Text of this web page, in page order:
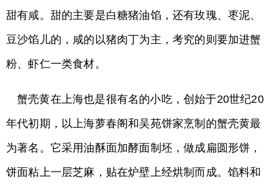
甜有咸。甜的主要是白糖猪油馅，还有玫瑰、枣泥、
豆沙馅儿的，咸的以猪肉丁为主，考究的则要加进蟹
粉、虾仁一类食材。
蟹壳黄在上海也是很有名的小吃，创始于20世纪20
年代初期，以上海萝春阁和吴苑饼家烹制的蟹壳黄最
为著名。它采用油酥面加酵面制坯，做成扁圆形饼，
饼面粘上一层芝麻，贴在炉壁上经烘制而成。馅料和